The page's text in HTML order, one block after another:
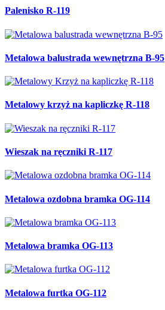
Palenisko R-119
Metalowa balustrada wewnętrzna B-95
Metalowy krzyż na kapliczkę R-118
Wieszak na ręczniki R-117
Metalowa ozdobna bramka OG-114
Metalowa bramka OG-113
Metalowa furtka OG-112